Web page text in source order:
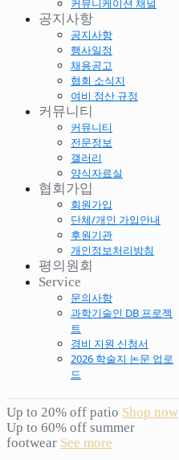
커뮤니케이션 채널
공지사항
공지사항
행사일정
채용공고
협회 소식지
여비 정산 규정
커뮤니티
커뮤니티
전문정보
갤러리
양식자료실
협회가입
회원가입
단체/개인 가입안내
후원기관
개인정보처리방침
평의원회
Service
문의사항
과학기술인 DB 프로젝
트
경비 지원 신청서
2026 학술지 논문 업로
드
Up to 20% off patio Shop now
Up to 60% off summer
footwear See more